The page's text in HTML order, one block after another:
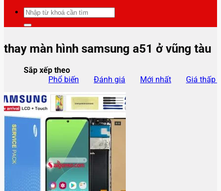
Tìm
kiếm:
thay màn hình samsung a51 ở vũng tàu
Sắp xếp theo
Phổ biến
Đánh giá Mới nhất Giá thấp